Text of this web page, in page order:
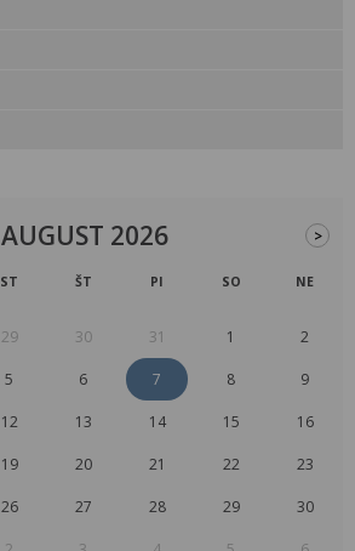
AUGUST 2026 >
ST ŠT PI SO NE
29 30 31 1 2
5 6 7 8 9
12 13 14 15 16
19 20 21 22 23
26 27 28 29 30